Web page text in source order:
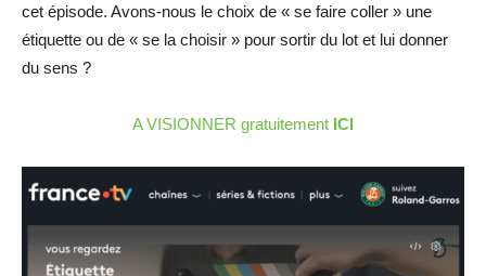
cet épisode. Avons-nous le choix de « se faire coller » une
étiquette ou de « se la choisir » pour sortir du lot et lui donner
du sens ?
A VISIONNER gratuitement ICI